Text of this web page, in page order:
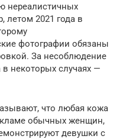
нереалистичных
летом 2021 года в
фотографии обязаны
За несоблюдение
некоторых случаях —
что любая кожа
обычных женщин,
девушки с